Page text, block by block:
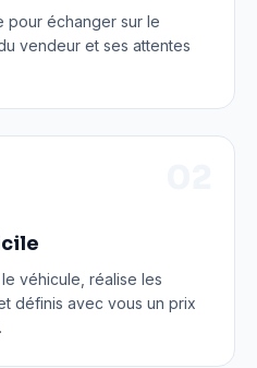
pour échanger sur le
vendeur et ses attentes
véhicule, réalise les
définis avec vous un prix